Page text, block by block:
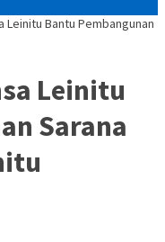
Leinitu Bantu Pembangunan
Leinitu
Sarana